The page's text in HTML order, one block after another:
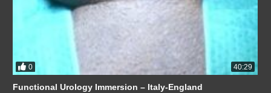
0 40:29
Functional Urology Immersion – Italy-England